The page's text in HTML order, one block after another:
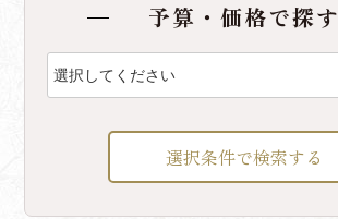
予算・価格で探す
選択条件で検索する